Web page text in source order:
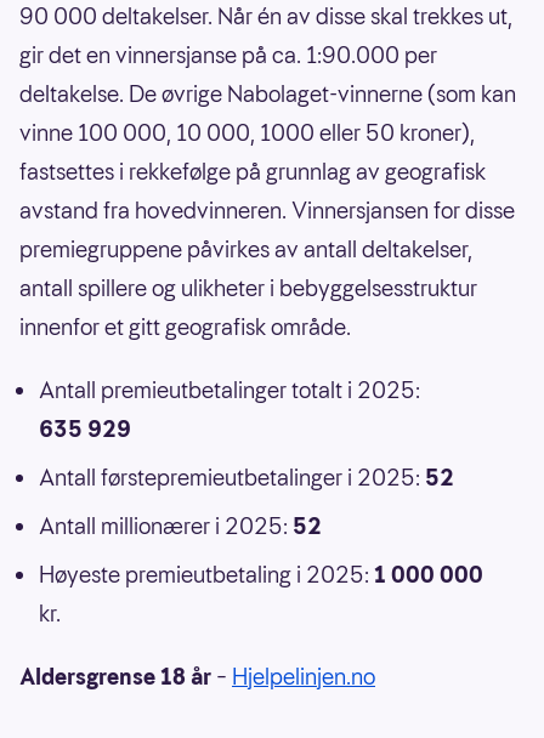
90 000 deltakelser. Når én av disse skal trekkes ut,
gir det en vinnersjanse på ca. 1:90.000 per
deltakelse. De øvrige Nabolaget-vinnerne (som kan
vinne 100 000, 10 000, 1000 eller 50 kroner),
fastsettes i rekkefølge på grunnlag av geografisk
avstand fra hovedvinneren. Vinnersjansen for disse
premiegruppene påvirkes av antall deltakelser,
antall spillere og ulikheter i bebyggelsesstruktur
innenfor et gitt geografisk område.
Antall premieutbetalinger totalt i 2025:
635 929
Antall førstepremieutbetalinger i 2025: 52
Antall millionærer i 2025: 52
Høyeste premieutbetaling i 2025: 1 000 000
kr.
Aldersgrense 18 år – Hjelpelinjen.no